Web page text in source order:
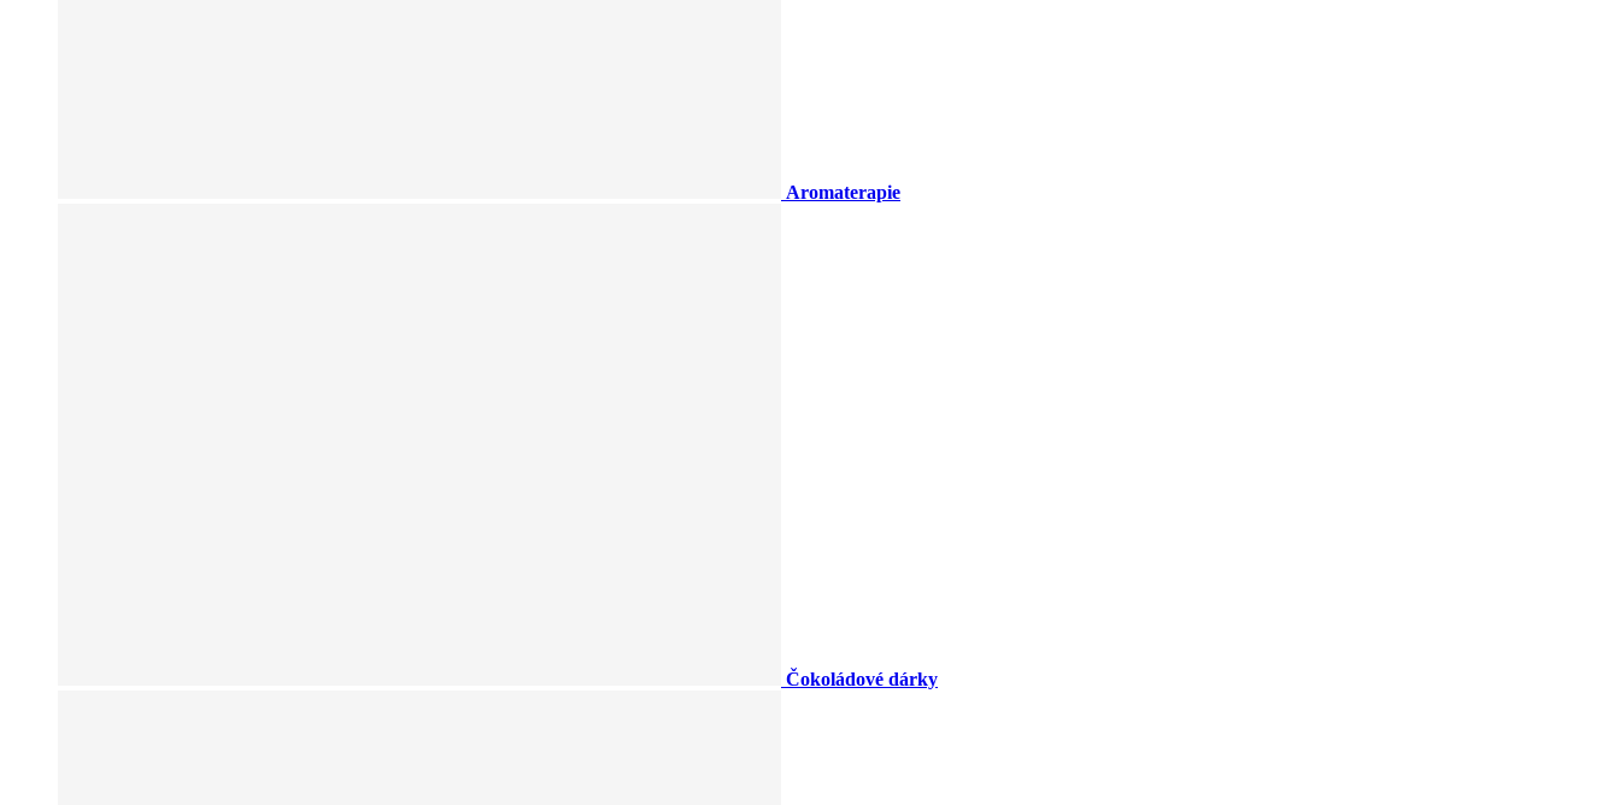
Aromaterapie
Čokoládové dárky